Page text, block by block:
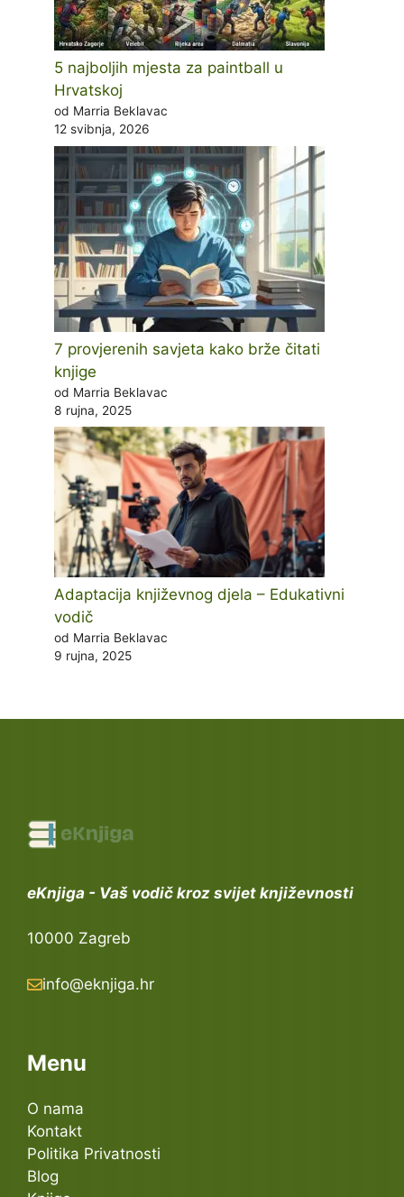
5 najboljih mjesta za paintball u
Hrvatskoj
od Marria Beklavac
12 svibnja, 2026
7 provjerenih savjeta kako brže čitati
knjige
od Marria Beklavac
8 rujna, 2025
Adaptacija književnog djela – Edukativni
vodič
od Marria Beklavac
9 rujna, 2025
eKnjiga - Vaš vodič kroz svijet književnosti
10000 Zagreb
info@eknjiga.hr
Menu
O nama
Kontakt
Politika Privatnosti
Blog